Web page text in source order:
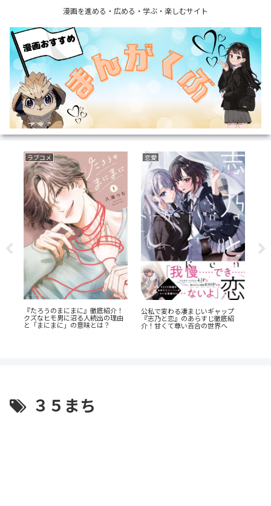
漫画を進める・広める・学ぶ・楽しむサイト
ラブコメ
『たろうのまにまに』徹底紹介！
クズなヒモ男に沼る人続出の理由
と「まにまに」の意味とは？
恋愛
公私で変わる凄まじいギャップ
『志乃と恋』のあらすじ徹底紹
介！甘くて尊い百合の世界へ
３５まち